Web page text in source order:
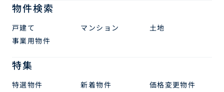
物件検索
戸建て マンション
土地
事業用物件
特集
特選物件 新着物件 価格変更物件